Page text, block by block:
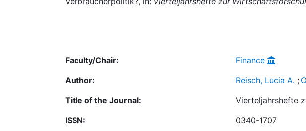
Faculty/Chair:
Finance
Author:
Reisch, Lucia A. ;
Title of the Journal:
Vierteljahrshefte
ISSN:
0340-1707